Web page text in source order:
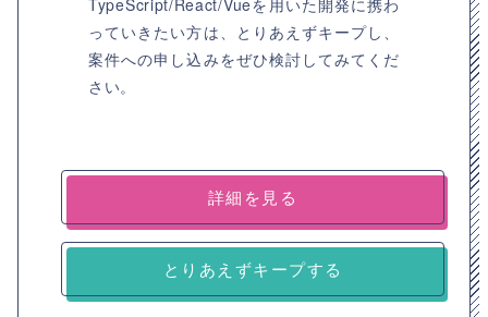
TypeScript/React/Vueを用いた開発に携わ
っていきたい方は、とりあえずキープし、
案件への申し込みをぜひ検討してみてくだ
さい。
詳細を見る
とりあえずキープする